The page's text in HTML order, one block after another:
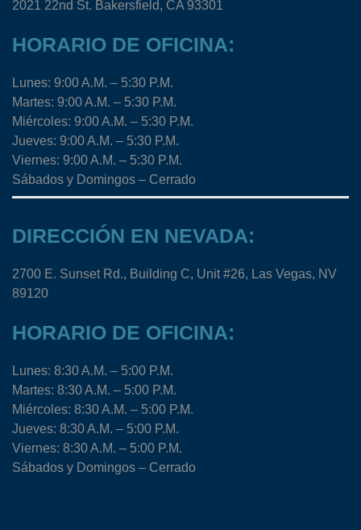
2021 22nd St. Bakersfield, CA 93301
HORARIO DE OFICINA:
Lunes: 9:00 A.M. – 5:30 P.M.
Martes: 9:00 A.M. – 5:30 P.M.
Miércoles: 9:00 A.M. – 5:30 P.M.
Jueves: 9:00 A.M. – 5:30 P.M.
Viernes: 9:00 A.M. – 5:30 P.M.
Sábados y Domingos – Cerrado
DIRECCIÓN EN NEVADA:
2700 E. Sunset Rd., Building C, Unit #26, Las Vegas, NV
89120
HORARIO DE OFICINA:
Lunes: 8:30 A.M. – 5:00 P.M.
Martes: 8:30 A.M. – 5:00 P.M.
Miércoles: 8:30 A.M. – 5:00 P.M.
Jueves: 8:30 A.M. – 5:00 P.M.
Viernes: 8:30 A.M. – 5:00 P.M.
Sábados y Domingos – Cerrado